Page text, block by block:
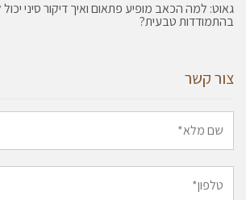
גאוט: למה הכאב מופיע פתאום ואיך דיקור סיני יכול
בהתמודדות טבעית?
צור קשר